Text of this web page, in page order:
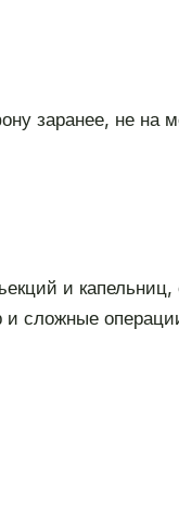
заранее, не на
и капельниц,
и сложные